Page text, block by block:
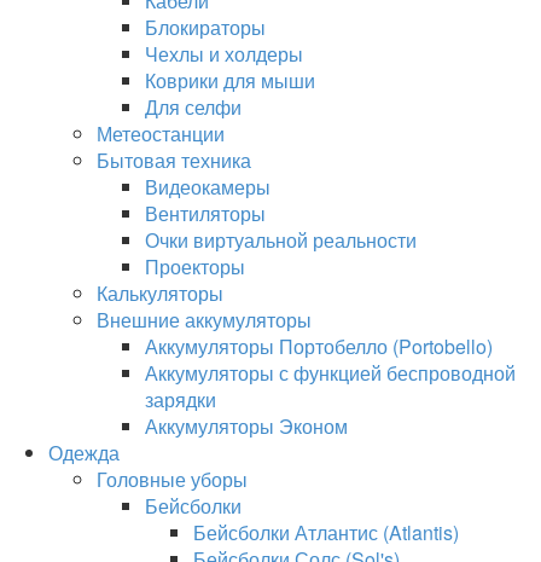
Блокираторы
Чехлы и холдеры
Коврики для мыши
Для селфи
Метеостанции
Бытовая техника
Видеокамеры
Вентиляторы
Очки виртуальной реальности
Проекторы
Калькуляторы
Внешние аккумуляторы
Аккумуляторы Портобелло (Portobello)
Аккумуляторы с функцией беспроводной
зарядки
Аккумуляторы Эконом
Одежда
Головные уборы
Бейсболки
Бейсболки Атлантис (Atlantis)